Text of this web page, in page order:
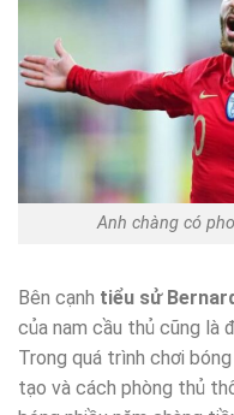
Anh chàng có
Bên cạnh tiểu sử
của nam cầu thủ cũng là
Trong quá trình chơi
tạo và cách phòng thủ